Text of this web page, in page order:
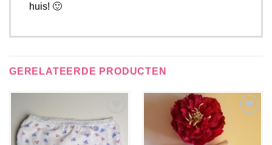
huis! 🙂
GERELATEERDE PRODUCTEN
Aan
verlanglijst
toevoegen
verlanglijst
toevoegen